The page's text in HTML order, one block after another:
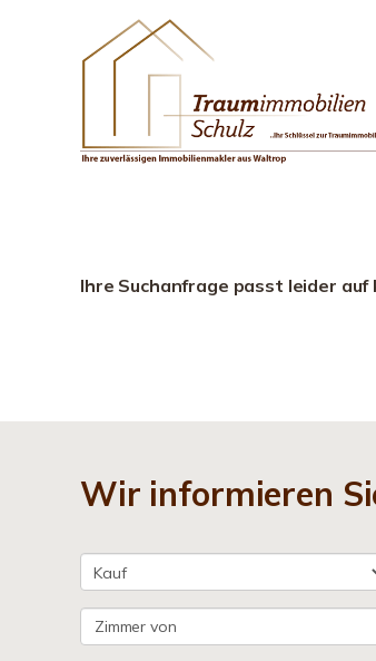
Ihre Suchanfrage passt leider
Wir informieren